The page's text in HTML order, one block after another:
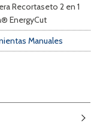
Recortaseto 2 en 1
EnergyCut
Manuales